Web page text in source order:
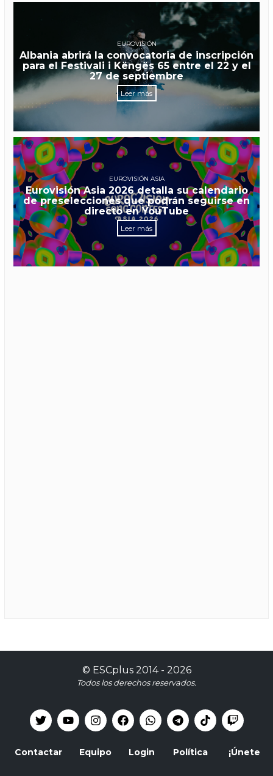
EUROVISIÓN
Albania abrirá la convocatoria de inscripción
para el Festivali i Këngës 65 entre el 22 y el
27 de septiembre
Leer más
EUROVISIÓN ASIA
Eurovisión Asia 2026 detalla su calendario
de preselecciones que podrán seguirse en
directo en YouTube
Leer más
© ESCplus2014 - 2026
Todos los derechos reservados.
Contactar Equipo Login Política ¡Únete